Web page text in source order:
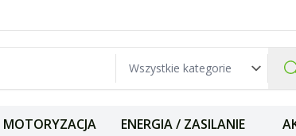
MOTORYZACJA ENERGIA / ZASILANIE